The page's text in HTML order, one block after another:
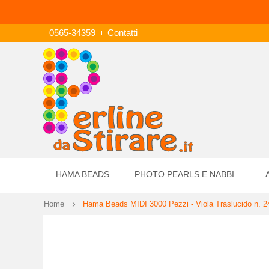
0565-34359 Contatti
HAMA BEADS PHOTO PEARLS E NABBI
Home Hama Beads MIDI 3000 Pezzi - Viola Traslucido n.